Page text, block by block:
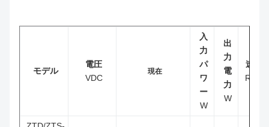
モデル
電圧
VDC
現在
入
力
パ
ワ
ー
W
出
力
電
力
W
速度
RPM